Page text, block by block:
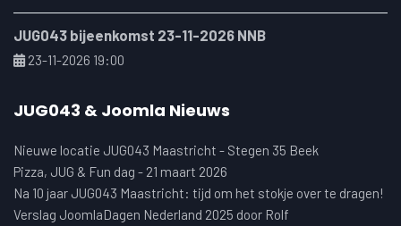
JUG043 bijeenkomst 23-11-2026 NNB
23-11-2026 19:00
JUG043 & Joomla Nieuws
Nieuwe locatie JUG043 Maastricht - Stegen 35 Beek
Pizza, JUG & Fun dag - 21 maart 2026
Na 10 jaar JUG043 Maastricht: tijd om het stokje over te dragen!
Verslag JoomlaDagen Nederland 2025 door Rolf